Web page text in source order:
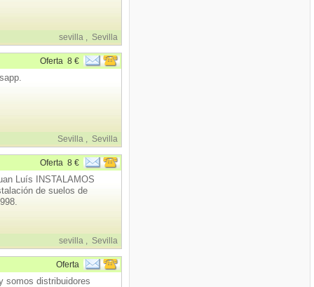
sevilla , Sevilla
Oferta 8 €
Sevilla , Sevilla
Oferta 8 €
Luís INSTALAMOS
de suelos de
sevilla , Sevilla
Oferta
somos distribuidores